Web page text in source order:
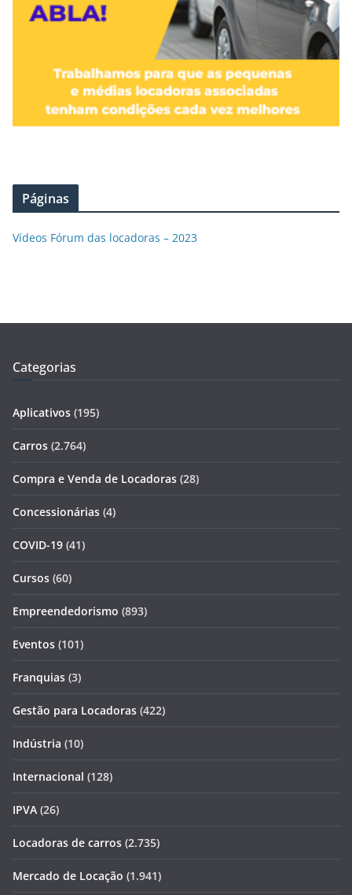
Páginas
Vídeos Fórum das locadoras – 2023
Categorias
Aplicativos (195)
Carros (2.764)
Compra e Venda de Locadoras (28)
Concessionárias (4)
COVID-19 (41)
Cursos (60)
Empreendedorismo (893)
Eventos (101)
Franquias (3)
Gestão para Locadoras (422)
Indústria (10)
Internacional (128)
IPVA (26)
Locadoras de carros (2.735)
Mercado de Locação (1.941)